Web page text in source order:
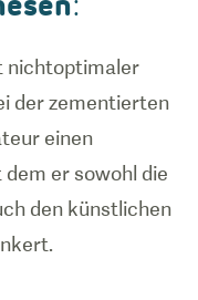
nichtoptimaler
der zementierten
einen
er sowohl die
den künstlichen